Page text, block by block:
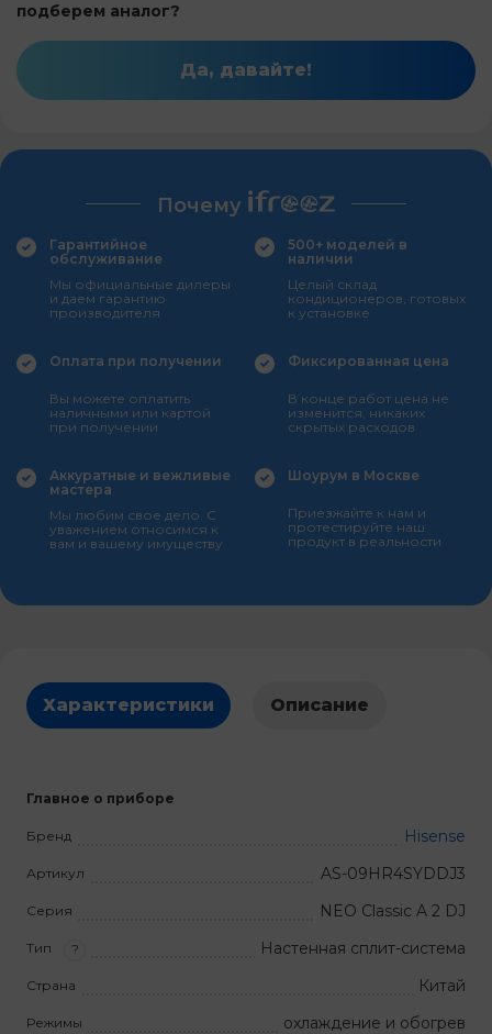
подберем аналог?
Да, давайте!
Почему
Гарантийное
обслуживание
Мы официальные дилеры
и даем гарантию
производителя
500+ моделей в
наличии
Целый склад
кондиционеров, готовых
к установке
Оплата при получении
Вы можете оплатить
наличными или картой
при получении
Фиксированная цена
В конце работ цена не
изменится, никаких
скрытых расходов
Аккуратные и вежливые
мастера
Мы любим свое дело. С
уважением относимся к
вам и вашему имуществу
Шоурум в Москве
Приезжайте к нам и
протестируйте наш
продукт в реальности
Характеристики Описание
Главное о приборе
Бренд Hisense
Артикул AS-09HR4SYDDJ3
Серия NEO Classic A 2 DJ
Тип ? Настенная сплит-система
Страна Китай
Режимы охлаждение и обогрев